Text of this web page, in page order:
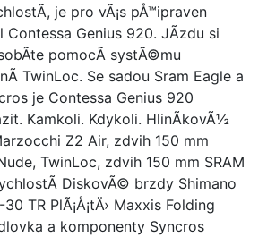
je pro vÃ¡s pÅ™ipraven
Contessa Genius 920. JÃ­zdu si
pomocÃ­ systÃ©mu
TwinLoc. Se sadou Sram Eagle a
je Contessa Genius 920
Kamkoli. Kdykoli. HlinÃ­kovÃ½
Z2 Air, zdvih 150 mm
TwinLoc, zdvih 150 mm SRAM
DiskovÃ© brzdy Shimano
TR PlÃ¡Å¡tÄ› Maxxis Folding
a komponenty Syncros